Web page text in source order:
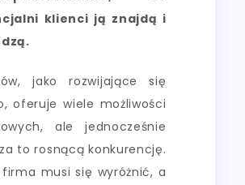
klienci ją znajdą i
jako rozwijające się
oferuje wiele możliwości
ale jednocześnie
to rosnącą konkurencję.
firma musi się wyróżnić, a